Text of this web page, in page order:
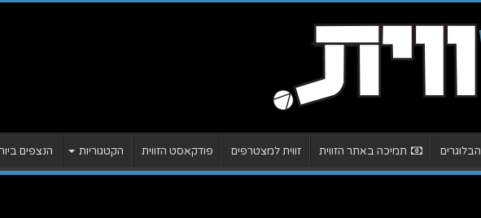
הבלוגרים תמיכה באתר הזווית זווית למצטרפים פודקאסט הזווית הקטגוריות הנצפים